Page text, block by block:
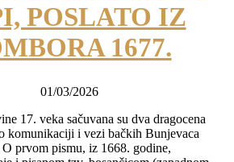
POSLATO IZ
1677.
01/03/2026
komunikaciji i vezi bačkih Bunjevaca
prvom pismu, iz 1668. godine,